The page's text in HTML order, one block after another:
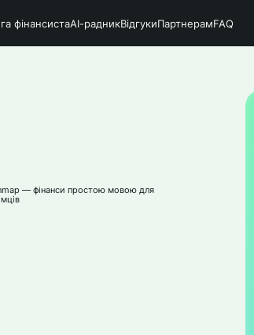
фінансистаАІ-радникВідгукиПартнерамFAQ